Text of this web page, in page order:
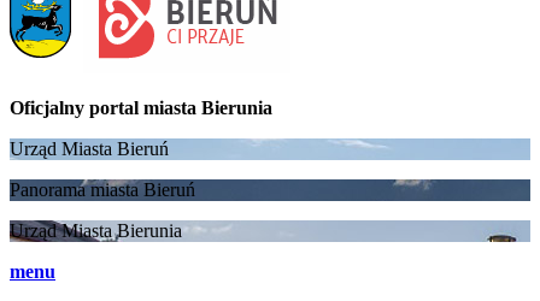
Oficjalny portal miasta Bierunia
Urząd Miasta Bieruń
Panorama miasta Bieruń
Urząd Miasta Bierunia
menu